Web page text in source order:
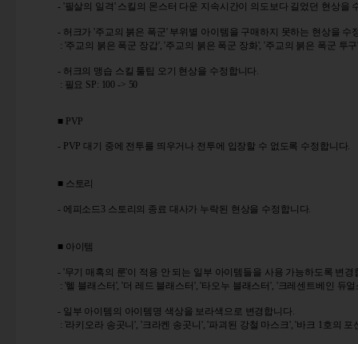
- '필살의 일격' 스킬의 몬스터 다운 지속시간이 의도보다 길었던 현상을
- 허크가 '주교의 붉은 폭군' 부위별 아이템을 구매하지 못하는 현상을 수
: '주교의 붉은 폭군 장갑', '주교의 붉은 폭군 장화', '주교의 붉은 폭군 투
- 허크의 맹습 스킬 툴팁 오기 현상을 수정합니다.
: 필요 SP: 100 -> 50
■ PVP
- PVP 대기 중에 전투를 띄우거나 전투에 입장할 수 없도록 수정합니다.
■ 스토리
- 에피소드3 스토리의 종료 대사가 누락된 현상을 수정합니다.
■ 아이템
- '무기 매혹의 룬'이 적용 안 되는 일부 아이템들을 사용 가능하도록 변경
: '헬 블래스터', '더 레드 블래스터', '타오누 블래스터', '크레센트베인 듀
- 일부 아이템의 아이템명 색상을 보라색으로 변경합니다.
: '라키오라 송곳니', '크라켄 송곳니', '파괴된 강철 마스크', '바크 1호의 포